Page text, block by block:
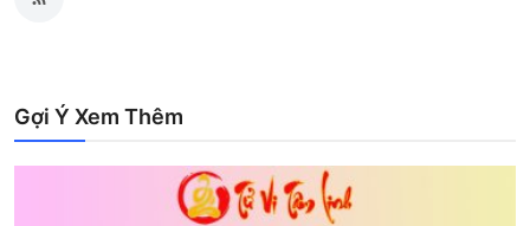
Gợi Ý Xem Thêm